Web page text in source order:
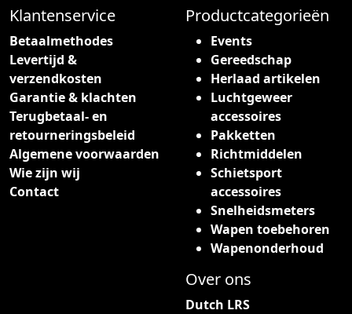
s
e
:
€
8
6
,
9
5
t
o
t
9
h
e
f
t
m
e
e
r
d
e
Klantenservice
Betaalmethodes
Levertijd &
verzendkosten
Garantie & klachten
Terugbetaal- en
retourneringsbeleid
Algemene voorwaarden
Wie zijn wij
Contact
Productcategorieën
Events
Gereedschap
Herlaad artikelen
Luchtgeweer
accessoires
Pakketten
Richtmiddelen
Schietsport
accessoires
Snelheidsmeters
Wapen toebehoren
Wapenonderhoud
Over ons
Dutch LRS